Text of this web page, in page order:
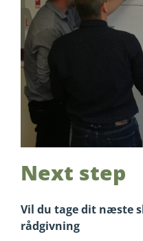
Next step
Vil du tage dit næste
rådgivning